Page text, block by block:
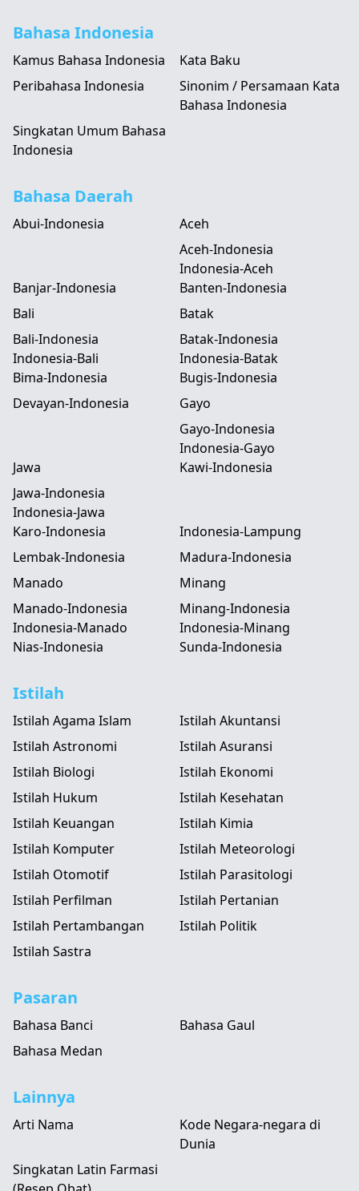
Bahasa Indonesia
Kamus Bahasa Indonesia
Kata Baku
Peribahasa Indonesia
Sinonim / Persamaan Kata
Bahasa Indonesia
Singkatan Umum Bahasa
Indonesia
Bahasa Daerah
Abui-Indonesia
Aceh
Aceh-Indonesia
Indonesia-Aceh
Banjar-Indonesia
Banten-Indonesia
Bali
Bali-Indonesia
Indonesia-Bali
Batak
Batak-Indonesia
Indonesia-Batak
Bima-Indonesia
Bugis-Indonesia
Devayan-Indonesia
Gayo
Gayo-Indonesia
Indonesia-Gayo
Jawa
Jawa-Indonesia
Indonesia-Jawa
Kawi-Indonesia
Karo-Indonesia
Indonesia-Lampung
Lembak-Indonesia
Madura-Indonesia
Manado
Manado-Indonesia
Indonesia-Manado
Minang
Minang-Indonesia
Indonesia-Minang
Nias-Indonesia
Sunda-Indonesia
Istilah
Istilah Agama Islam
Istilah Akuntansi
Istilah Astronomi
Istilah Asuransi
Istilah Biologi
Istilah Ekonomi
Istilah Hukum
Istilah Kesehatan
Istilah Keuangan
Istilah Kimia
Istilah Komputer
Istilah Meteorologi
Istilah Otomotif
Istilah Parasitologi
Istilah Perfilman
Istilah Pertanian
Istilah Pertambangan
Istilah Politik
Istilah Sastra
Pasaran
Bahasa Banci
Bahasa Gaul
Bahasa Medan
Lainnya
Arti Nama
Kode Negara-negara di
Dunia
Singkatan Latin Farmasi